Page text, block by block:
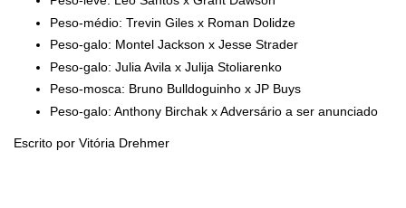
Peso-médio: Trevin Giles x Roman Dolidze
Peso-galo: Montel Jackson x Jesse Strader
Peso-galo: Julia Avila x Julija Stoliarenko
Peso-mosca: Bruno Bulldoguinho x JP Buys
Peso-galo: Anthony Birchak x Adversário a ser anunciado
Escrito por Vitória Drehmer